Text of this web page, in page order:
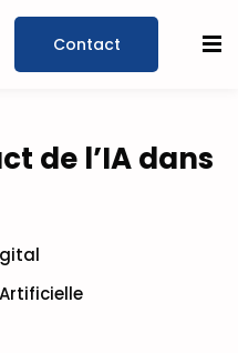
rendez-
de l’IA dans